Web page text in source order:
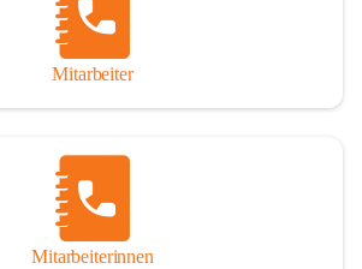
Mitarbeiter
Mitarbeiterinnen